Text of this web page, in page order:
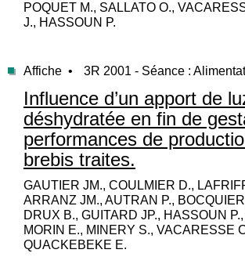
POQUET M., SALLATO O.,
J., HASSOUN P.
Affiche • 3R 2001 - Séance :
Influence d’un apport de
déshydratée en fin de
performances de
brebis traites.
GAUTIER JM., COULMIER D.,
ARRANZ JM., AUTRAN P.,
DRUX B., GUITARD JP., HASSOUN
MORIN E., MINERY S., VACARESSE
QUACKEBEKE E.